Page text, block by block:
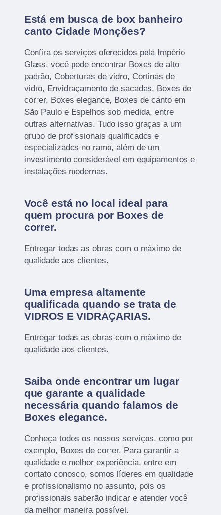
Está em busca de box banheiro
canto Cidade Monções?
Confira os serviços oferecidos pela Império
Glass, você pode encontrar Boxes de alto
padrão, Coberturas de vidro, Cortinas de
vidro, Envidraçamento de sacadas, Boxes de
correr, Boxes elegance, Boxes de canto em
São Paulo e Espelhos sob medida, entre
outras alternativas. Tudo isso graças a um
grupo de profissionais qualificados e
especializados no ramo, além de um
investimento considerável em equipamentos e
instalações modernas.
Você está no local ideal para
quem procura por Boxes de
correr.
Entregar todas as obras com o máximo de
qualidade aos clientes.
Uma empresa altamente
qualificada quando se trata de
VIDROS E VIDRAÇARIAS.
Entregar todas as obras com o máximo de
qualidade aos clientes.
Saiba onde encontrar um lugar
que garante a qualidade
necessária quando falamos de
Boxes elegance.
Conheça todos os nossos serviços, como por
exemplo, Boxes de correr. Para garantir a
qualidade e melhor experiência, entre em
contato conosco, somos líderes em qualidade
e profissionalismo no assunto, pois os
profissionais saberão indicar e atender você
da melhor maneira possível.